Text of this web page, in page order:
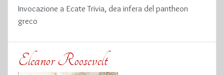
Invocazione a Ecate Trivia, dea infera del pantheon
greco
Eleanor Roosevelt